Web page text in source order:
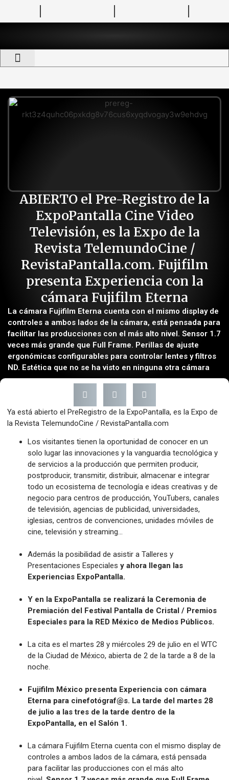
ABIERTO el Pre-Registro de la
ExpoPantalla Cine Video
Televisión, es la Expo de la
Revista TelemundoCine /
RevistaPantalla.com. Fujifilm
presenta Experiencia con la
cámara Fujifilm Eterna
La cámara Fujifilm Eterna cuenta con el mismo display de
controles a ambos lados de la cámara, está pensada para
facilitar las producciones con el más alto nivel. Sensor 1.7
veces más grande que Full Frame. Perillas de ajuste
ergonómicas configurables para controlar lentes y filtros
ND. Estética que no se ha visto en ninguna otra cámara
Ya está abierto el PreRegistro de la ExpoPantalla, es la Expo de
la Revista TelemundoCine / RevistaPantalla.com
Los visitantes tienen la oportunidad de conocer en un
solo lugar las innovaciones y la vanguardia tecnológica y
de servicios a la producción que permiten producir,
postproducir, transmitir, distribuir, almacenar e integrar
todo un ecosistema de tecnología e ideas creativas y de
negocio para centros de producción, YouTubers, canales
de televisión, agencias de publicidad, universidades,
iglesias, centros de convenciones, unidades móviles de
cine, televisión y streaming…
Además la posibilidad de asistir a Talleres y
Presentaciones Especiales y ahora llegan las
Experiencias ExpoPantalla.
Y en la ExpoPantalla se realizará la Ceremonia de
Premiación del Festival Pantalla de Cristal / Premios
Especiales para la RED México de Medios Públicos.
La cita es el martes 28 y miércoles 29 de julio en el WTC
de la Ciudad de México, abierta de 2 de la tarde a 8 de la
noche.
Fujifilm México presenta Experiencia con cámara
Eterna para cinefotógraf@s. La tarde del martes 28
de julio a las tres de la tarde dentro de la
ExpoPantalla, en el Salón 1.
La cámara Fujifilm Eterna cuenta con el mismo display de
controles a ambos lados de la cámara, está pensada
para facilitar las producciones con el más alto